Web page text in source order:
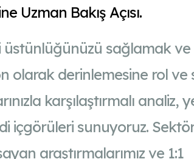
Uzman Bakış Açısı.
üstünlüğünüzü sağlamak
olarak derinlemesine rol ve
karşılaştırmalı analiz,
içgörüleri sunuyoruz.
araştırmalarımız ve 1:1